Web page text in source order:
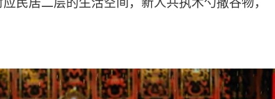
民居二层的生活空间，新人共执木勺撒谷物，